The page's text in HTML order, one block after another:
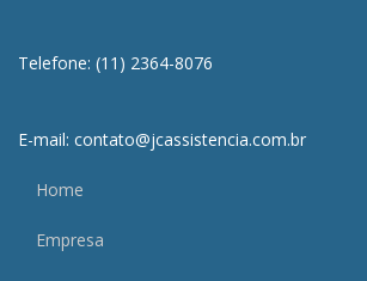
Telefone: (11) 2364-8076
E-mail: contato@jcassistencia.com.br
Home
Empresa